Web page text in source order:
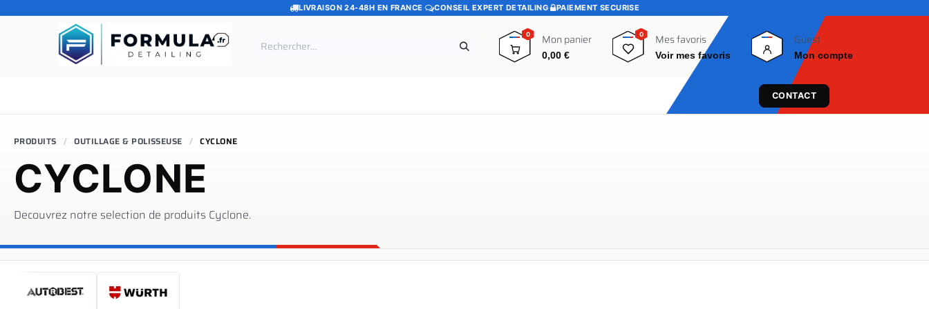
SE RENDRE AU CONTENU
LIVRAISON 24-48H EN FRANCE · CONSEIL EXPERT DETAILING· PAIEMENT SECURISE
0 Mon panier
0,00€
0
0 Mes favoris
Voir mes favoris
Guest
Mon compte
CONTACT
PRODUITS OUTILLAGE & POLISSEUSE CYCLONE
CYCLONE
Decouvrez notre selection de produits Cyclone.